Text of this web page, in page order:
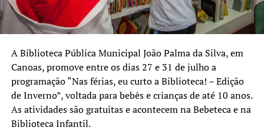
alunos possam participar
das atividades com
segurança, conforto e
autonomia.”
A secretária-adjunta de Projetos e Captação de Recursos,
Jerusa Mattos, detalhou as intervenções previstas.
A Biblioteca Pública Municipal João Palma da Silva, em
Canoas, promove entre os dias 27 e 31 de julho a
programação “Nas férias, eu curto a Biblioteca! – Edição
de Inverno”, voltada para bebês e crianças de até 10 anos.
As atividades são gratuitas e acontecem na Bebeteca e na
Biblioteca Infantil.